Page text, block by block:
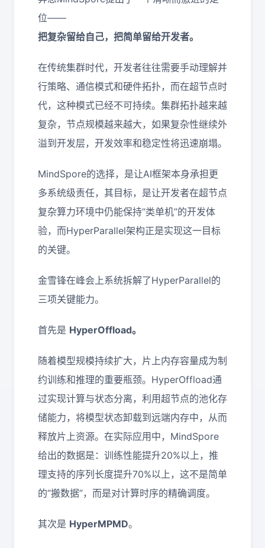
位——
把复杂留给自己，把简单留给开发者。
在传统集群时代，开发者往往需要手动理解并
行策略、通信模式和硬件拓扑，而在超节点时
代，这种模式已经不可持续。集群拓扑越来越
复杂，节点规模越来越大，如果复杂性继续外
溢到开发层，开发效率和稳定性将迅速崩塌。
MindSpore的选择，是让AI框架本身承担更
多系统级责任，其目标，是让开发者在超节点
复杂算力环境中仍能保持“类单机”的开发体
验，而HyperParallel架构正是实现这一目标
的关键。
金雪锋在峰会上系统拆解了HyperParallel的
三项关键能力。
首先是 HyperOffload。
随着模型规模持续扩大，片上内存容量成为制
约训练和推理的重要瓶颈。HyperOffload通
过实现计算与状态分离，利用超节点的池化存
储能力，将模型状态卸载到远端内存中，从而
释放片上资源。在实际应用中，MindSpore
给出的数据是：训练性能提升20%以上，推
理支持的序列长度提升70%以上，这不是简单
的“搬数据”，而是对计算时序的精确调度。
其次是 HyperMPMD。